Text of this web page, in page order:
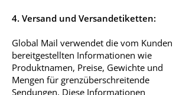
4. Versand und Versandetiketten:
Global Mail verwendet die vom Kunden
bereitgestellten Informationen wie
Produktnamen, Preise, Gewichte und
Mengen für grenzüberschreitende
Sendungen. Diese Informationen